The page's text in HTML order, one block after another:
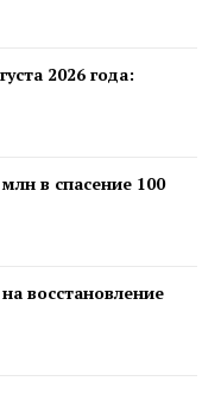
2026 года:
в спасение 100
восстановление